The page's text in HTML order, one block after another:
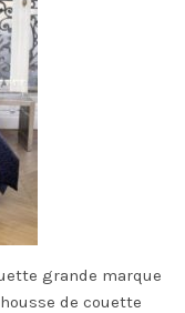
grande marque
de couette